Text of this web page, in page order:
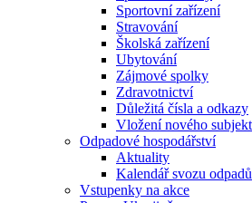
Sportovní zařízení
Stravování
Školská zařízení
Ubytování
Zájmové spolky
Zdravotnictví
Důležitá čísla a odkazy
Vložení nového
Odpadové hospodářství
Aktuality
Kalendář svozu odpadů
Vstupenky na akce